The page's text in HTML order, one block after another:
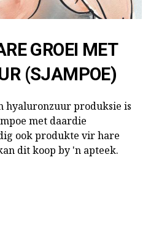
GROEI MET
(SJAMPOE)
hyaluronzuur produksie is
met daardie
ook produkte vir hare
dit koop by 'n apteek.